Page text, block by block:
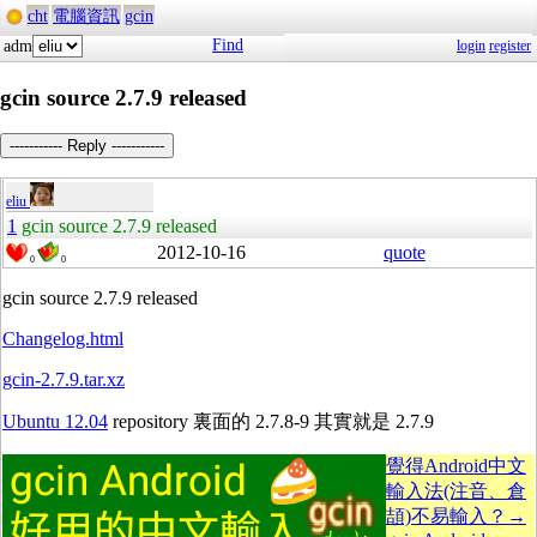
cht 電腦資訊 gcin
adm
Find login register
gcin source 2.7.9 released
----------- Reply -----------
eliu
1 gcin source 2.7.9 released
0 0 2012-10-16 quote
gcin source 2.7.9 released
Changelog.html
gcin-2.7.9.tar.xz
Ubuntu 12.04 repository 裏面的 2.7.8-9 其實就是 2.7.9
覺得Android中文
輸入法(注音、倉
頡)不易輸入？→